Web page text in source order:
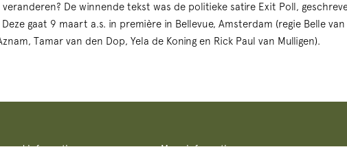
De winnende tekst was de politieke satire Exit Poll,
Deze gaat 9 maart a.s. in première in Bellevue, Amsterdam (regie Belle
Tamar van den Dop, Yela de Koning en Rick Paul van Mulligen).